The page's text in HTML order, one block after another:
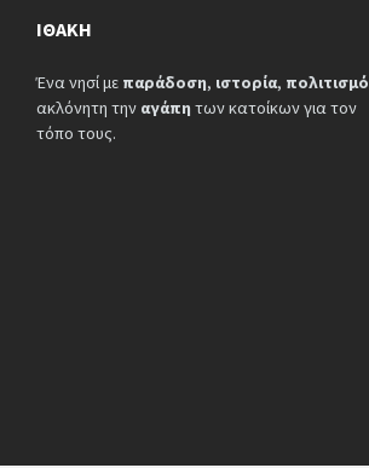
ΙΘΆΚΗ
Ένα νησί με παράδοση, ιστορία, πολιτισμό
ακλόνητη την αγάπη των κατοίκων για τον
τόπο τους.